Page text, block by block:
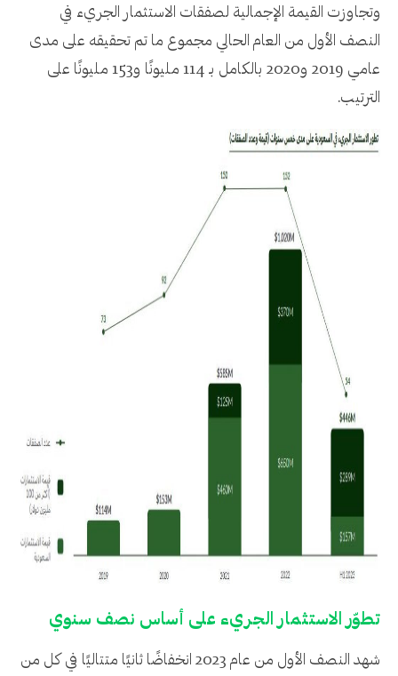
وتجاوزت القيمة الإجمالية لصفقات الاستثمار الجريء في
النصف الأول من العام الحالي مجموع ما تم تحقيقه على مدى
عامي 2019 و2020 بالكامل بـ 114 مليونًا و153 مليونًا على
الترتيب.
تطوّر الاستثمار الجريء على أساس نصف سنوي
شهد النصف الأول من عام 2023 انخفاضًا ثانيًا متتاليًا في كل من